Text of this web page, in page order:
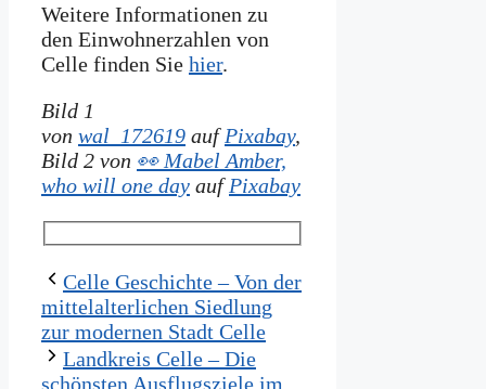
Weitere Informationen zu
den Einwohnerzahlen von
Celle finden Sie hier.
Bild 1
von wal_172619 aufPixabay,
Bild 2 von 👀 Mabel Amber,
who will one day aufPixabay
Celle Geschichte – Von der
mittelalterlichen Siedlung
zur modernen Stadt Celle
Landkreis Celle – Die
schönsten Ausflugsziele im